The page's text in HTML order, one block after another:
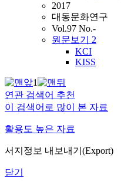
2017
대동문화연구
Vol.97 No.-
원문보기 2
KCI
KISS
1
연관 검색어 추천
이 검색어로 많이 본 자료
활용도 높은 자료
서지정보 내보내기(Export)
닫기